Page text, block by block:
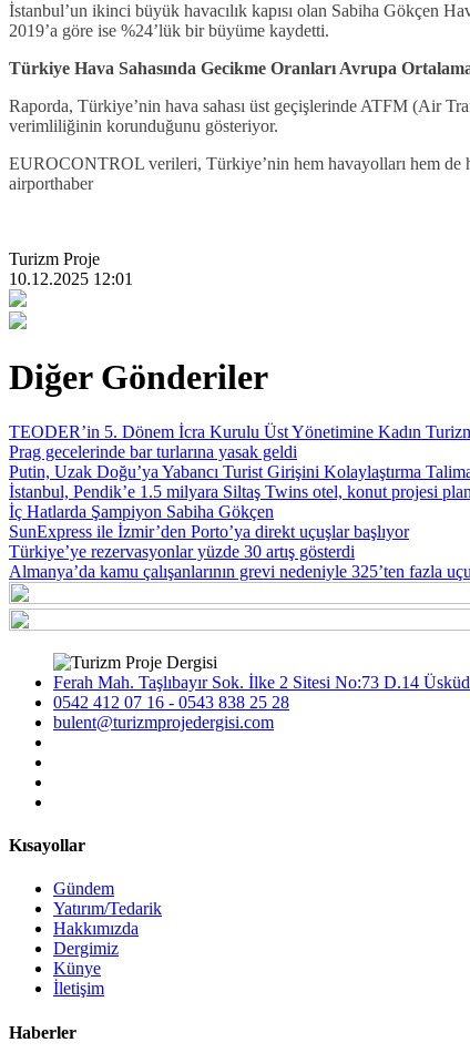
İstanbul’un ikinci büyük havacılık kapısı olan Sabiha Gökçen
2019’a göre ise %24’lük bir büyüme kaydetti.
Türkiye Hava Sahasında Gecikme Oranları Avrupa
Raporda, Türkiye’nin hava sahası üst geçişlerinde ATFM (Air
verimliliğinin korunduğunu gösteriyor.
EUROCONTROL verileri, Türkiye’nin hem havayolları hem de
airporthaber
Turizm Proje
10.12.2025 12:01
Diğer Gönderiler
TEODER’in 5. Dönem İcra Kurulu Üst Yönetimine Kadın
Prag gecelerinde bar turlarına yasak geldi
Putin, Uzak Doğu’ya Yabancı Turist Girişini Kolaylaştırma
İstanbul, Pendik’e 1.5 milyara Siltaş Twins otel, konut projesi
İç Hatlarda Şampiyon Sabiha Gökçen
SunExpress ile İzmir’den Porto’ya direkt uçuşlar başlıyor
Türkiye’ye rezervasyonlar yüzde 30 artış gösterdi
Almanya’da kamu çalışanlarının grevi nedeniyle 325’ten fazla
Ferah Mah. Taşlıbayır Sok. İlke 2 Sitesi No:73 D.14
0542 412 07 16 - 0543 838 25 28
bulent@turizmprojedergisi.com
Kısayollar
Gündem
Yatırım/Tedarik
Hakkımızda
Dergimiz
Künye
İletişim
Haberler